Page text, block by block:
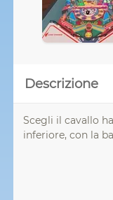
Descrizione
Scegli il cavallo
inferiore, con la